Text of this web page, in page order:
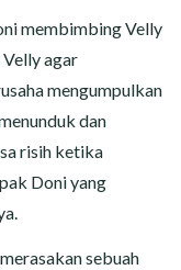
membimbing Velly
agar
mengumpulkan
dan
risih ketika
Doni yang
sebuah